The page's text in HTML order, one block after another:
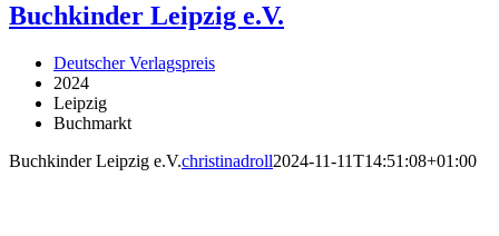
Buchkinder Leipzig e.V.
Deutscher Verlagspreis
2024
Leipzig
Buchmarkt
Buchkinder Leipzig e.V.christinadroll2024-11-11T14:51:08+01:00